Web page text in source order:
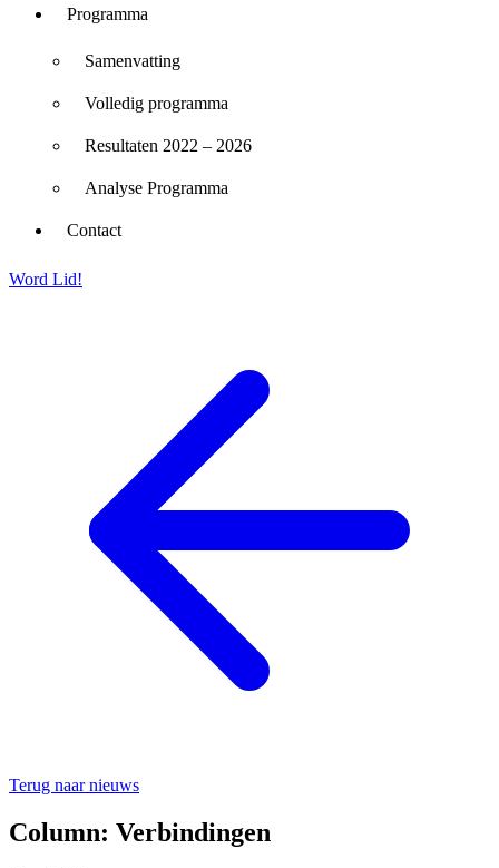
Programma
Samenvatting
Volledig programma
Resultaten 2022 – 2026
Analyse Programma
Contact
Word Lid!
Terug naar nieuws
Column: Verbindingen